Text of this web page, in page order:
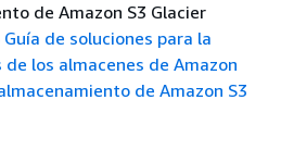
de Amazon S3 Glacier
Guía de soluciones para la
los almacenes de Amazon
de Amazon S3